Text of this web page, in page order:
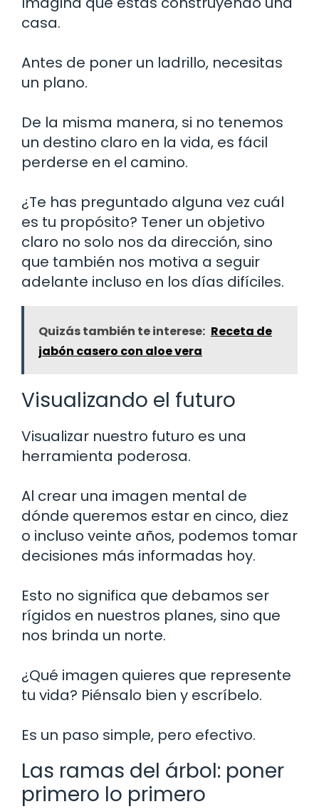
casa.
Antes de poner un ladrillo, necesitas
un plano.
De la misma manera, si no tenemos
un destino claro en la vida, es fácil
perderse en el camino.
¿Te has preguntado alguna vez cuál
es tu propósito? Tener un objetivo
claro no solo nos da dirección, sino
que también nos motiva a seguir
adelante incluso en los días difíciles.
Quizás también te interese: Receta de
jabón casero con aloe vera
Visualizando el futuro
Visualizar nuestro futuro es una
herramienta poderosa.
Al crear una imagen mental de
dónde queremos estar en cinco, diez
o incluso veinte años, podemos tomar
decisiones más informadas hoy.
Esto no significa que debamos ser
rígidos en nuestros planes, sino que
nos brinda un norte.
¿Qué imagen quieres que represente
tu vida? Piénsalo bien y escríbelo.
Es un paso simple, pero efectivo.
Las ramas del árbol: poner
primero lo primero